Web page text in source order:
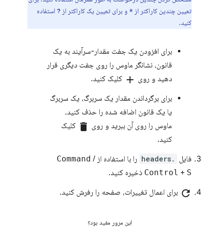
تعیین چندین کاراکتر از * و برای تعیین یک کاراکتر از ? استفاده
کنید.
برای افزودن یک جفت مقدار-سرآیند به یک
قانون، نشانگر ماوس را روی جفت دیگری قرار
دهید و روی add کلیک کنید.
برای برگرداندن مقدار یک سربرگ، یک سربرگ
یا یک قانون اضافه شده را حذف کنید،
ماوس را روی آن ببرید و روی delete کلیک
کنید.
فایل
.headers را با استفاده از Command /
Control + S ذخیره کنید.
refresh برای اعمال تغییرات، صفحه را رفرش کنید.
این مرور مفید بود؟